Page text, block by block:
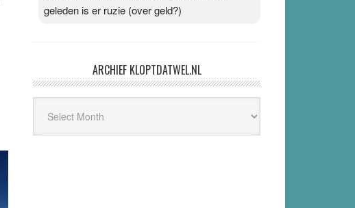
geleden is er ruzie (over geld?)
ARCHIEF KLOPTDATWEL.NL
Kloptdatwel.nl